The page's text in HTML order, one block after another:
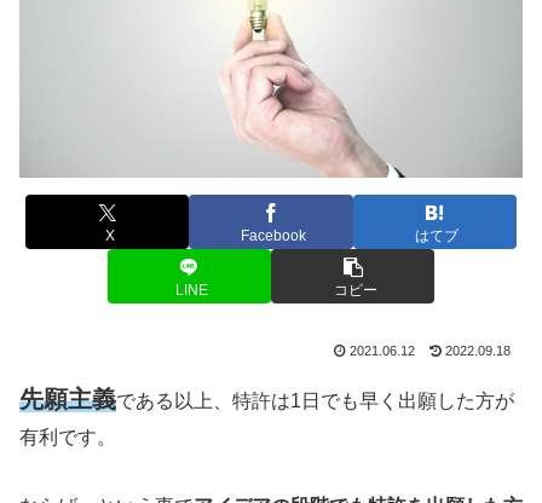
X Facebook はてブ
LINE コピー
2021.06.12 2022.09.18
先願主義である以上、特許は1日でも早く出願した方が
有利です。